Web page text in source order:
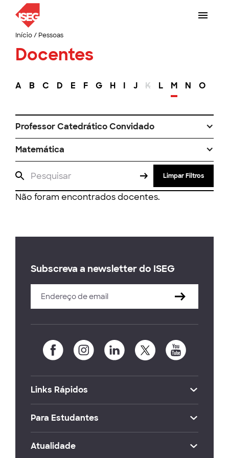
Início/ Pessoas
Docentes
A B C D E F G H I J K L M N O
Professor Catedrático Convidado
Matemática
Limpar Filtros
Não foram encontrados docentes.
Subscreva a newsletter do ISEG
Links Rápidos
Para Estudantes
Atualidade